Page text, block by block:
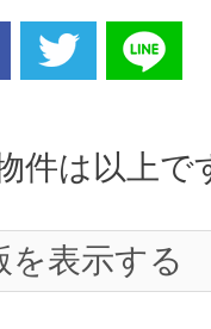
件は以上で
を表示する